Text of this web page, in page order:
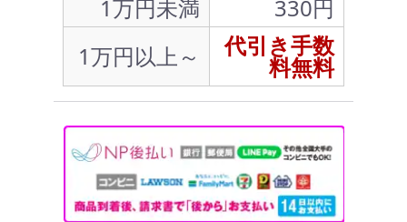
1万円未満
330円
1万円以上～
代引き手数
料無料